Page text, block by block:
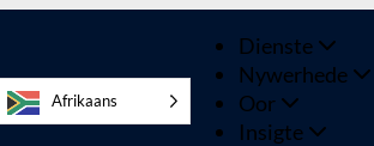
Afrikaans
Dienste
Nywerhede
Oor
Insigte